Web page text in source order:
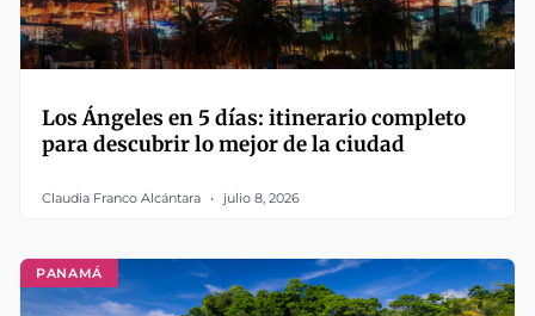
Los Ángeles en 5 días: itinerario completo
para descubrir lo mejor de la ciudad
Claudia Franco Alcántara julio 8, 2026
PANAMÁ